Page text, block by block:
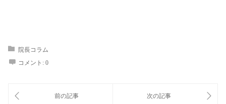
院長コラム
コメント: 0